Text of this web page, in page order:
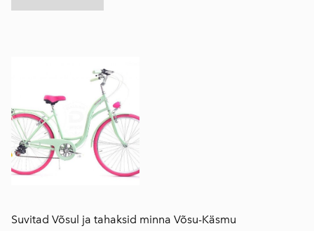
Suvitad Võsul ja tahaksid minna Võsu-Käsmu